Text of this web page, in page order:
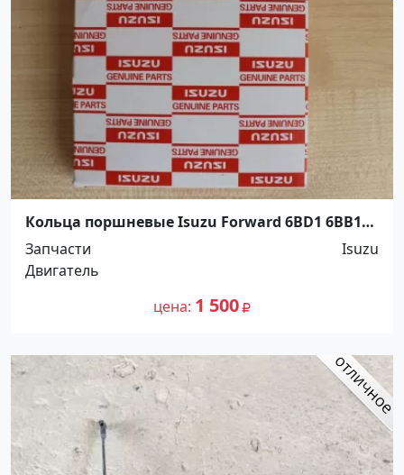
Кольца поршневые Isuzu Forward 6BD1 6BB1
ELF 4BD1 4BB1 Краснодар
Запчасти
Isuzu
Двигатель
цена 1 500